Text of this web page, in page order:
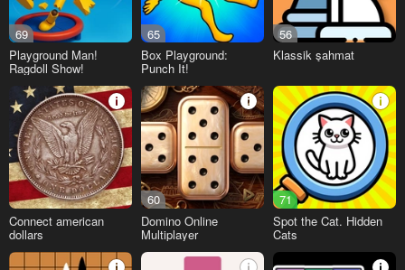
69
Playground Man!
Ragdoll Show!
65
Box Playground:
Punch It!
56
Klassik şahmat
Connect american
dollars
60
Domino Online
Multiplayer
71
Spot the Cat. Hidden
Cats